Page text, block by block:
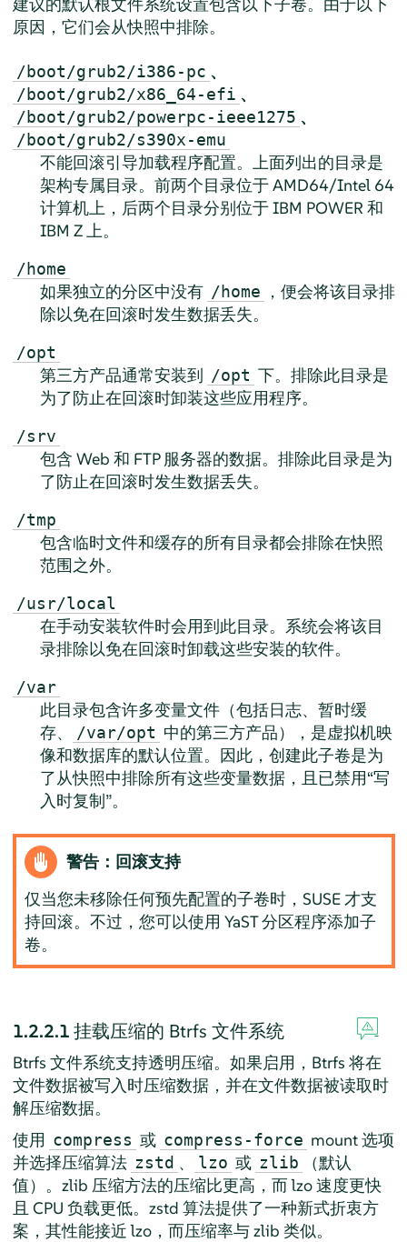
原因，它们会从快照中排除。
/boot/grub2/i386-pc 、
/boot/grub2/x86_64-efi 、
/boot/grub2/powerpc-ieee1275 、
/boot/grub2/s390x-emu
不能回滚引导加载程序配置。上面列出的目录是
架构专属目录。前两个目录位于 AMD64/Intel 64
计算机上，后两个目录分别位于 IBM POWER 和
IBM Z 上。
/home
如果独立的分区中没有 /home
，便会将该目录排
除以免在回滚时发生数据丢失。
/opt
第三方产品通常安装到 /opt 下。排除此目录是
为了防止在回滚时卸装这些应用程序。
/srv
包含 Web 和 FTP 服务器的数据。排除此目录是为
了防止在回滚时发生数据丢失。
/tmp
包含临时文件和缓存的所有目录都会排除在快照
范围之外。
/usr/local
在手动安装软件时会用到此目录。系统会将该目
录排除以免在回滚时卸载这些安装的软件。
/var
此目录包含许多变量文件（包括日志、暂时缓
存、
/var/opt 中的第三方产品），是虚拟机映
像和数据库的默认位置。因此，创建此子卷是为
了从快照中排除所有这些变量数据，且已禁用“写
入时复制”。
警告：回滚支持
仅当您未移除任何预先配置的子卷时，SUSE 才支
持回滚。不过，您可以使用 YaST 分区程序添加子
卷。
1.2.2.1挂载压缩的 Btrfs 文件系统
Btrfs 文件系统支持透明压缩。如果启用，Btrfs 将在
文件数据被写入时压缩数据，并在文件数据被读取时
解压缩数据。
使用 compress 或 compress-force mount 选项
并选择压缩算法 zstd 、 lzo 或 zlib
（默认
值）。zlib 压缩方法的压缩比更高，而 lzo 速度更快
且 CPU 负载更低。zstd 算法提供了一种新式折衷方
案，其性能接近 lzo，而压缩率与 zlib 类似。